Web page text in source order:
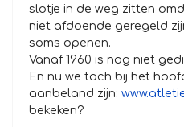
slotje in de weg zitten
niet afdoende geregeld
soms openen.
Vanaf 1960 is nog niet
En nu we toch bij het
aanbeland zijn:
bekeken?